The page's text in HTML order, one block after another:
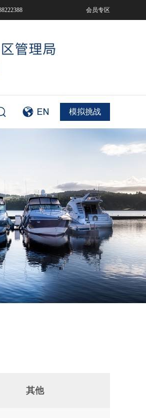
会员专区
模拟挑战
其他